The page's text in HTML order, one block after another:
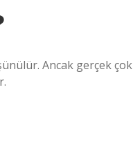
Ancak gerçek çok